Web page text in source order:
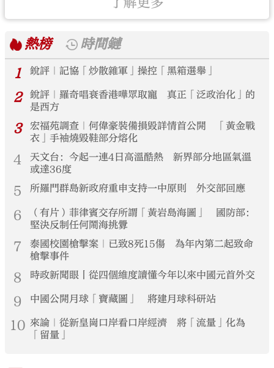
熱榜
時間鏈
1
銳評｜記協「炒散雜軍」操控「黑箱選舉」
2
銳評｜羅奇唱衰香港嘩眾取寵 真正「泛政治化」的
是西方
3
宏福苑調查｜何偉豪裝備損毀詳情首公開 「黃金戰
衣」手袖燒毀鞋部分熔化
4
天文台：今起一連4日高溫酷熱 新界部分地區氣溫
或達36度
5 所羅門群島新政府重申支持一中原則 外交部回應
6
（有片）菲律賓交存所謂「黃岩島海圖」 國防部：
堅決反制任何鬧海挑釁
7
泰國校園槍擊案｜已致8死15傷 為年內第二起致命
槍擊事件
8 時政新聞眼丨從四個維度讀懂今年以來中國元首外交
9 中國公開月球「寶藏圖」 將建月球科研站
10 來論｜從新皇崗口岸看口岸經濟 將「流量」化為
「留量」